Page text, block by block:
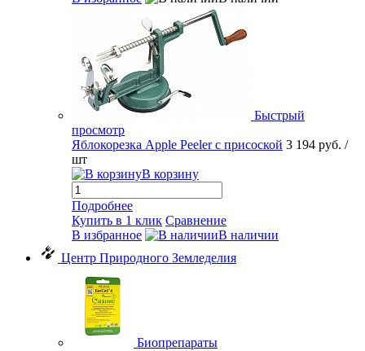
Быстрый
просмотр
Яблокорезка Apple Peeler с присоской 3 194 руб. /
шт
В корзину
Подробнее
Купить в 1 клик Сравнение
В избранное
В наличии
Центр Природного Земледелия
Биопрепараты